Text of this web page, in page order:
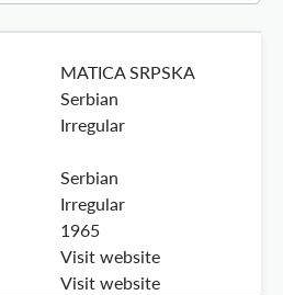
MATICA SRPSKA
Serbian
Irregular
Serbian
Irregular
1965
Visit website
Visit website